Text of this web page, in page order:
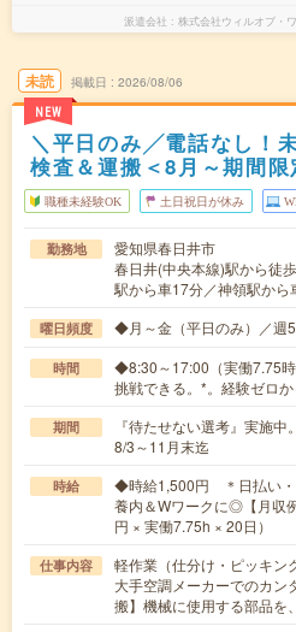
派遣会社 株式会社ウィルオブ・
未読
NEW
掲載日 2026/08/06
＼平日のみ╱電話なし！
検査＆運搬＜8月～期間限
職種未経験OK 土日祝日が休み
勤務地
愛知県春日井市
春日井(中央本線)駅から徒
駅から車17分／神領駅か
曜日頻度 ◆月～金（平日のみ）／週
時間
◆8:30～17:00（実働7.75
挑戦できる。*。経験ゼロ
期間
『待たせない選考』実施
8/3～11月末迄
時給
◆時給1,500円 ＊日払い
養内＆Wワークに◎【月収
円 × 実働7.75h × 20日）
仕事内容
軽作業（仕分け・ピッキン
大手空調メーカーでのカン
搬】機械に使用する部品